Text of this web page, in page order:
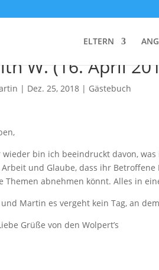
ELTERN
W. (16. April
| Dez. 25, 2018 | Gästebuch
wieder bin ich beeindruckt davon,
und Glaube, dass ihr
Themen abnehmen könnt. Alles in
und Martin es vergeht kein Tag, an
Grüße von den Wolpert’s